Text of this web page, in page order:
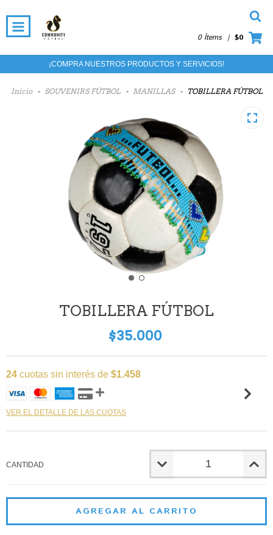
0 Ítems | $0
¡COMPRA NUESTROS PRODUCTOS Y SERVICIOS!
Inicio - SOUVENIRS FÚTBOL - MANILLAS - TOBILLERA FÚTBOL
TOBILLERA FÚTBOL
$35.000
24 cuotas sin interés de $1.458
VER EL DETALLE DE LAS CUOTAS
CANTIDAD